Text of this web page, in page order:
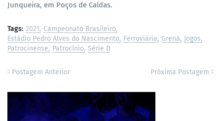
Junqueira, em Poços de Caldas.
Tags: 2021 Campeonato Brasileiro
Estádio Pedro Alves do Nascimento Ferroviária Grená Jogos
Patrocinense Patrocínio Série D
Postagem Anterior Próxima Postagem